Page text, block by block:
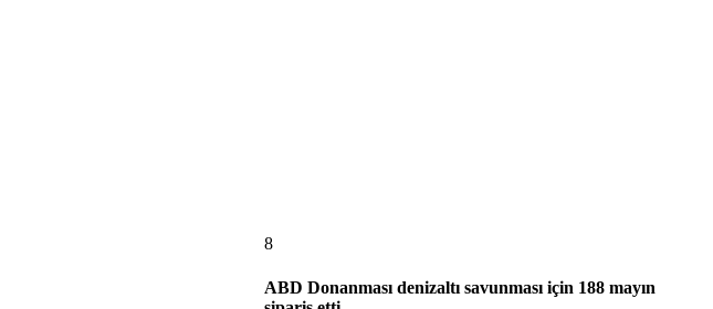
8
ABD Donanması denizaltı savunması için 188 mayın